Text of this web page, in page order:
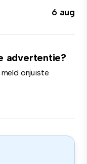
6 aug
advertentie?
onjuiste